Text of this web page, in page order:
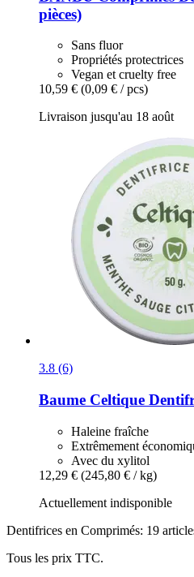
pièces)
Sans fluor
Propriétés protectrices
Vegan et cruelty free
10,59 € (0,09 € / pcs)
Livraison jusqu'au 18 août
3.8 (6)
Baume Celtique
Haleine fraîche
Extrêmement
Avec du xylitol
12,29 € (245,80 € / kg)
Actuellement indisponible
Dentifrices en Comprimés: 19
Tous les prix TTC.